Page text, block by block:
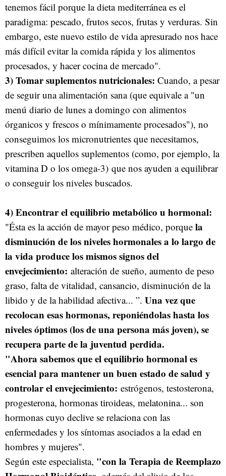
tenemos fácil porque la dieta mediterránea es el
paradigma: pescado, frutos secos, frutas y verduras. Sin
embargo, este nuevo estilo de vida apresurado nos hace
más difícil evitar la comida rápida y los alimentos
procesados, y hacer cocina de mercado".
3) Tomar suplementos nutricionales: Cuando, a pesar
de seguir una alimentación sana (que equivale a "un
menú diario de lunes a domingo con alimentos
órganicos y frescos o mínimamente procesados"), no
conseguimos los micronutrientes que necesitamos,
prescriben aquellos suplementos (como, por ejemplo, la
vitamina D o los omega-3) que nos ayuden a equilibrar
o conseguir los niveles buscados.
4) Encontrar el equilibrio metabólico u hormonal:
"Ésta es la acción de mayor peso médico, porque la
disminución de los niveles hormonales a lo largo de
la vida produce los mismos signos del
envejecimiento: alteración de sueño, aumento de peso
graso, falta de vitalidad, cansancio, disminución de la
libido y de la habilidad afectiva... ”. Una vez que
recolocan esas hormonas, reponiéndolas hasta los
niveles óptimos (los de una persona más joven), se
recupera parte de la juventud perdida.
"Ahora sabemos que el equilibrio hormonal es
esencial para mantener un buen estado de salud y
controlar el envejecimiento: estrógenos, testosterona,
progesterona, hormonas tiroideas, melatonina... son
hormonas cuyo declive se relaciona con las
enfermedades y los síntomas asociados a la edad en
hombres y mujeres".
Según este especialista, "con la Terapia de Reemplazo